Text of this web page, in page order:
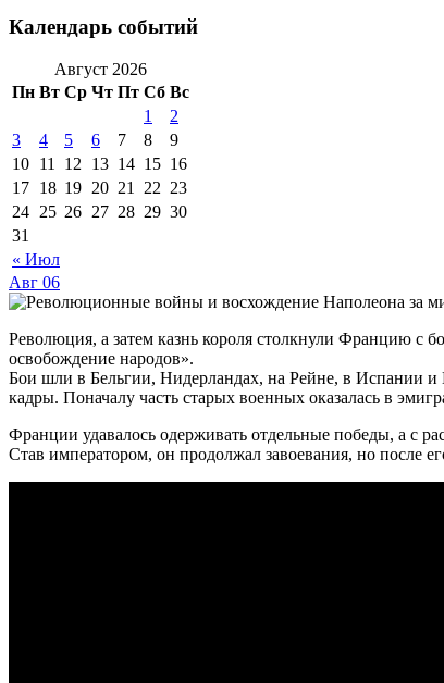
Календарь событий
Август 2026
Пн Вт Ср Чт Пт Сб Вс
« Июл
1
2
3
4 5 6 7 8
9
10 11 12 13 14 15 16
17 18 19 20 21 22 23
24 25 26 27 28 29 30
31
Авг 06
Революция, а затем казнь короля столкнули Францию с
освобождение народов».
Бои шли в Бельгии, Нидерландах, на Рейне, в Испании
кадры. Поначалу часть старых военных оказалась в
Франции удавалось одерживать отдельные победы, а с
Став императором, он продолжал завоевания, но после